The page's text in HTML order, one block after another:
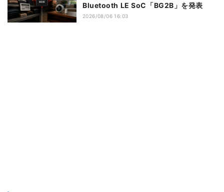
Bluetooth LE SoC「BG2B」を発表
2026/08/06 16:03